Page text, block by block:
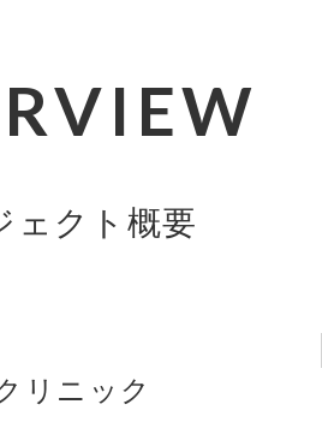
ェクト概要
リニック